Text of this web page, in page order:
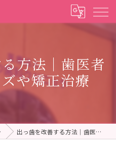
方法｜歯医者
や矯正治療
出っ歯を改善する方法｜歯医者が教えるグッズや矯正治療